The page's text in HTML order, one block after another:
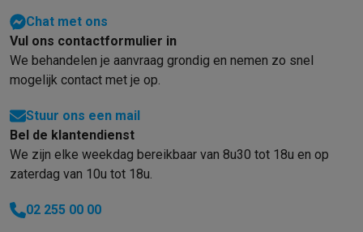
Beeld & GeluidKies jouw ideale TV
Sport & OntspanningHoe kies je een smartwatch?
Outlet
OutletAlle outlet dealsOutlet multimedia & telefonie
Chat met ons
Vul ons contactformulier in
We behandelen je aanvraag grondig en nemen zo snel
mogelijk contact met je op.
Stuur ons een mail
Bel de klantendienst
We zijn elke weekdag bereikbaar van 8u30 tot 18u en op
zaterdag van 10u tot 18u.
02 255 00 00